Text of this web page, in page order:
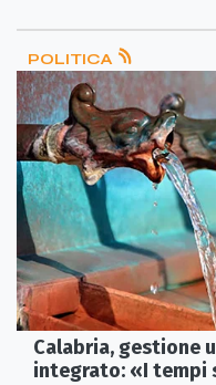
POLITICA
Calabria, gestione
integrato: «I tempi